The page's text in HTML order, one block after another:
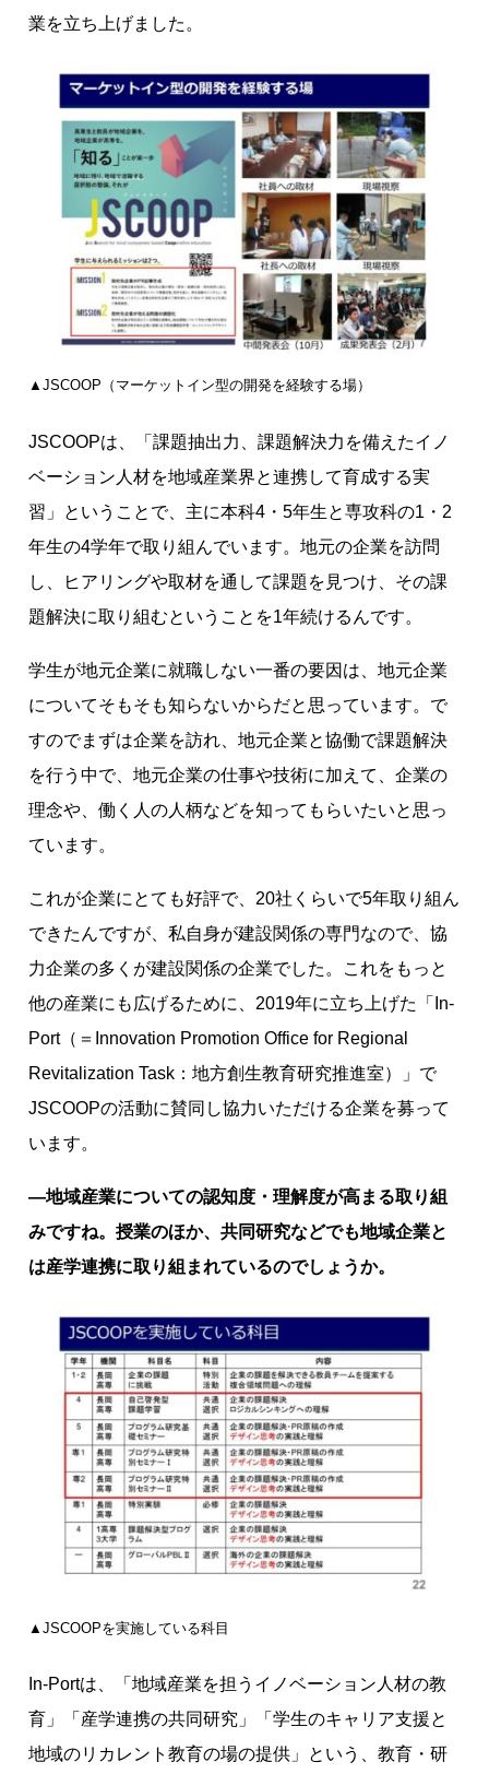
業を立ち上げました。
▲JSCOOP（マーケットイン型の開発を経験する場）
JSCOOPは、「課題抽出力、課題解決力を備えたイノ
ベーション人材を地域産業界と連携して育成する実
習」ということで、主に本科4・5年生と専攻科の1・2
年生の4学年で取り組んでいます。地元の企業を訪問
し、ヒアリングや取材を通して課題を見つけ、その課
題解決に取り組むということを1年続けるんです。
学生が地元企業に就職しない一番の要因は、地元企業
についてそもそも知らないからだと思っています。で
すのでまずは企業を訪れ、地元企業と協働で課題解決
を行う中で、地元企業の仕事や技術に加えて、企業の
理念や、働く人の人柄などを知ってもらいたいと思っ
ています。
これが企業にとても好評で、20社くらいで5年取り組ん
できたんですが、私自身が建設関係の専門なので、協
力企業の多くが建設関係の企業でした。これをもっと
他の産業にも広げるために、2019年に立ち上げた「In-
Port（＝Innovation Promotion Office for Regional
Revitalization Task：地方創生教育研究推進室）」で
JSCOOPの活動に賛同し協力いただける企業を募って
います。
―地域産業についての認知度・理解度が高まる取り組
みですね。授業のほか、共同研究などでも地域企業と
は産学連携に取り組まれているのでしょうか。
▲JSCOOPを実施している科目
In-Portは、「地域産業を担うイノベーション人材の教
育」「産学連携の共同研究」「学生のキャリア支援と
地域のリカレント教育の場の提供」という、教育・研